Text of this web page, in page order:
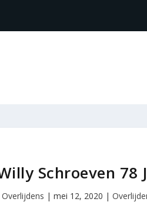
Schroeven 78
Overlijdens |mei 12, 2020 |